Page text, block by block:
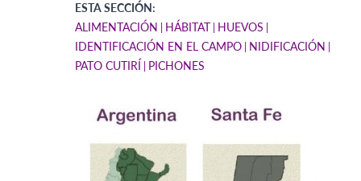
ESTA SECCIÓN:
ALIMENTACIÓN
HÁBITAT HUEVOS
IDENTIFICACIÓN EN EL CAMPO NIDIFICACIÓN
PATO CUTIRÍ
PICHONES